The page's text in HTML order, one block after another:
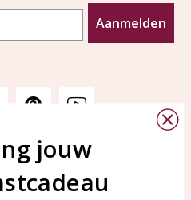
Aanmelden
KAYA Sieraden
Bellen of WhatsApp Ma-Vr
tussen 09:00-17:00
jouw